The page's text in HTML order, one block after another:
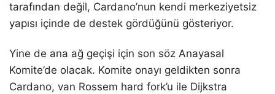
tarafından değil, Cardano’nun kendi merkeziyetsiz
yapısı içinde de destek gördüğünü gösteriyor.
Yine de ana ağ geçişi için son söz Anayasal
Komite’de olacak. Komite onayı geldikten sonra
Cardano, van Rossem hard fork’u ile Dijkstra